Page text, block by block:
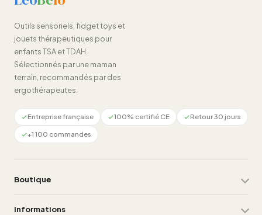
Outils sensoriels, fidget toys et
jouets thérapeutiques pour
enfants TSA et TDAH.
Sélectionnés par une maman
terrain, recommandés par des
ergothérapeutes.
Entreprise française 100% certifié CE
Retour 30 jours
+1 100 commandes
Boutique
Informations